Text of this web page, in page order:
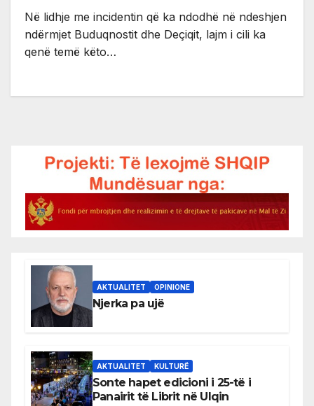
Në lidhje me incidentin që ka ndodhë në ndeshjen
ndërmjet Buduqnostit dhe Deçiqit, lajm i cili ka
qenë temë këto…
AKTUALITET OPINIONE
Njerka pa ujë
AKTUALITET KULTURË
Sonte hapet edicioni i 25-të i
Panairit të Librit në Ulqin